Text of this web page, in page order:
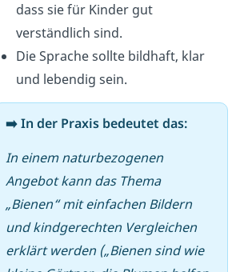
dass sie für Kinder gut
verständlich sind.
Die Sprache sollte bildhaft, klar
und lebendig sein.
➡️ In der Praxis bedeutet das:
In einem naturbezogenen
Angebot kann das Thema
„Bienen“ mit einfachen Bildern
und kindgerechten Vergleichen
erklärt werden („Bienen sind wie